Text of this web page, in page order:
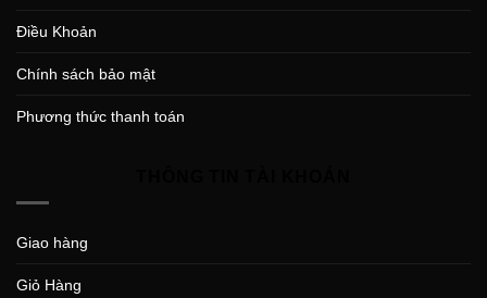
Điều Khoản
Chính sách bảo mật
Phương thức thanh toán
Giao hàng
Giỏ Hàng